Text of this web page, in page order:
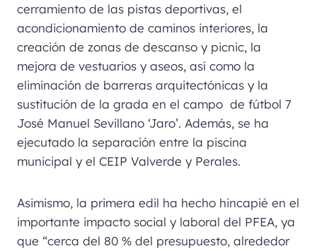
cerramiento de las pistas deportivas, el
acondicionamiento de caminos interiores, la
creación de zonas de descanso y picnic, la
mejora de vestuarios y aseos, así como la
eliminación de barreras arquitectónicas y la
sustitución de la grada en el campo de fútbol 7
José Manuel Sevillano ‘Jaro’. Además, se ha
ejecutado la separación entre la piscina
municipal y el CEIP Valverde y Perales.
Asimismo, la primera edil ha hecho hincapié en el
importante impacto social y laboral del PFEA, ya
que “cerca del 80 % del presupuesto, alrededor